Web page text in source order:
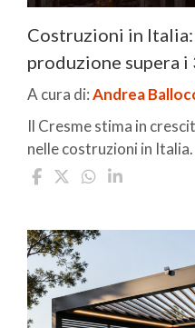
Costruzioni in
produzione supera
A cura di:Andrea
Il Cresme stima in
nelle costruzioni in